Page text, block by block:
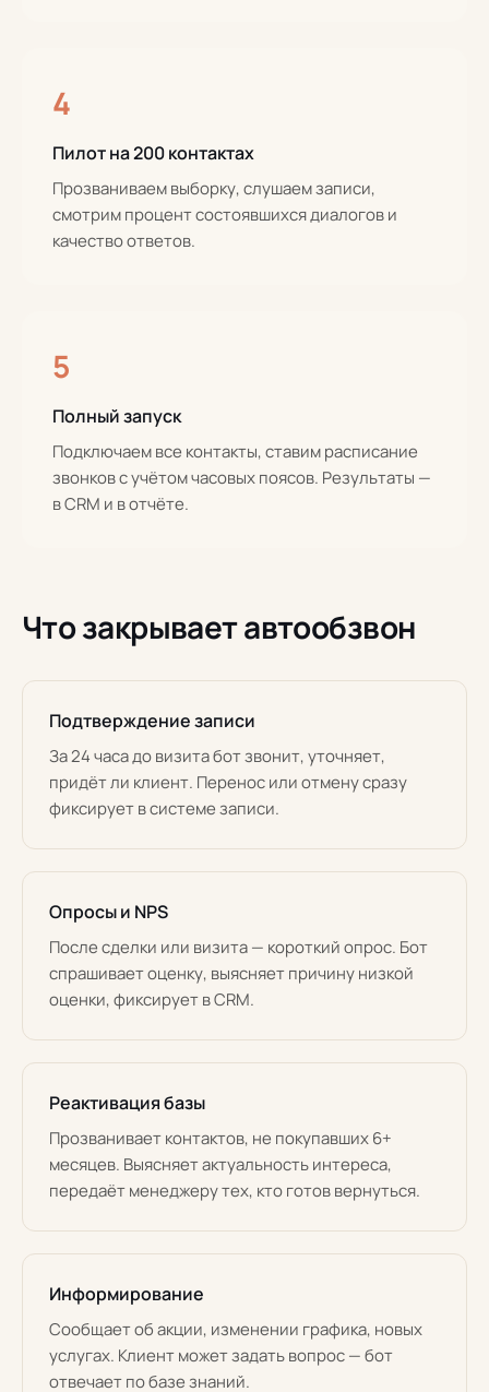
4
Пилот на 200 контактах
Прозваниваем выборку, слушаем записи,
смотрим процент состоявшихся диалогов и
качество ответов.
5
Полный запуск
Подключаем все контакты, ставим расписание
звонков с учётом часовых поясов. Результаты —
в CRM и в отчёте.
Что закрывает автообзвон
Подтверждение записи
За 24 часа до визита бот звонит, уточняет,
придёт ли клиент. Перенос или отмену сразу
фиксирует в системе записи.
Опросы и NPS
После сделки или визита — короткий опрос. Бот
спрашивает оценку, выясняет причину низкой
оценки, фиксирует в CRM.
Реактивация базы
Прозванивает контактов, не покупавших 6+
месяцев. Выясняет актуальность интереса,
передаёт менеджеру тех, кто готов вернуться.
Информирование
Сообщает об акции, изменении графика, новых
услугах. Клиент может задать вопрос — бот
отвечает по базе знаний.